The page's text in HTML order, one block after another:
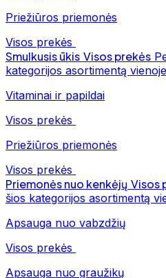
Priežiūros priemonės
Visos prekės
Smulkusis ūkis Visos prekės
kategorijos asortimentą
Vitaminai ir papildai
Visos prekės
Priežiūros priemonės
Visos prekės
Priemonės nuo kenkėjų Visos
šios kategorijos asortimentą
Apsauga nuo vabzdžių
Visos prekės
Apsauga nuo graužikų